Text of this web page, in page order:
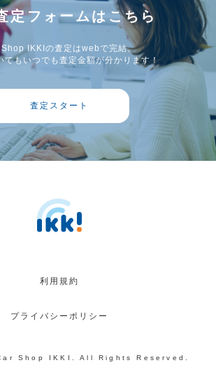
定フォームはこちら
IKKIの査定はwebで完結。
てもいつでも査定金額が分かります！
査定スタート
利用規約
プライバシーポリシー
Shop IKKI. All Rights Reserved.